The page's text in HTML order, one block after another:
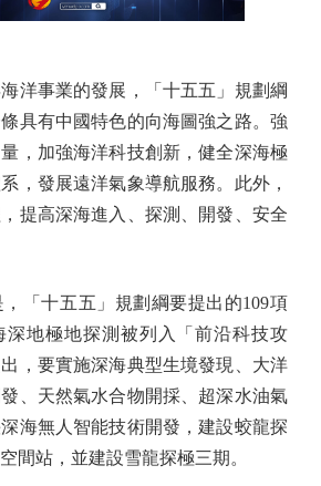
事業的發展，「十五五」規劃綱
具有中國特色的向海圖強之路。強
，加強海洋科技創新，健全深海極
，發展遠洋氣象導航服務。此外，
提高深海進入、探測、開發、安全
十五五」規劃綱要提出的109項
深地極地探測被列入「前沿科技攻
，要實施深海典型生境發現、大洋
、天然氣水合物開採、超深水油氣
海無人智能技術開發，建設蛟龍探
間站，並建設雪龍探極三期。